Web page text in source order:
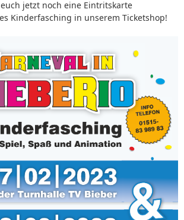
jetzt noch eine Eintritskarte
Kinderfasching in unserem Ticketshop!